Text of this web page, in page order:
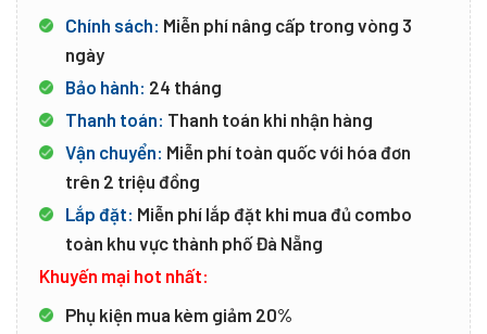
Chính sách: Miễn phí nâng cấp trong vòng 3
ngày
Bảo hành: 24 tháng
Thanh toán: Thanh toán khi nhận hàng
Vận chuyển: Miễn phí toàn quốc với hóa đơn
trên 2 triệu đồng
Lắp đặt: Miễn phí lắp đặt khi mua đủ combo
toàn khu vực thành phố Đà Nẵng
Khuyến mại hot nhất:
Phụ kiện mua kèm giảm 20%